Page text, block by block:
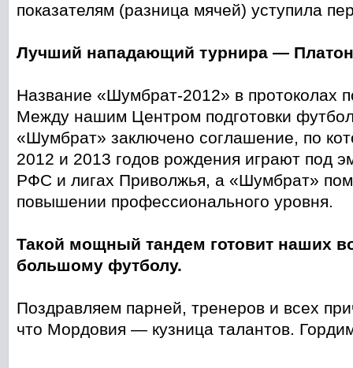
показателям (разница мячей) уступила
Лучший нападающий турнира —
Название «Шумбрат-2012» в протоколах
Между нашим Центром подготовки
«Шумбрат» заключено соглашение, по
2012 и 2013 годов рождения играют под
РФС и лигах Приволжья, а «Шумбрат»
повышении профессионального уровня.
Такой мощный тандем готовит наших
большому футболу.
Поздравляем парней, тренеров и всех
что Мордовия — кузница талантов.